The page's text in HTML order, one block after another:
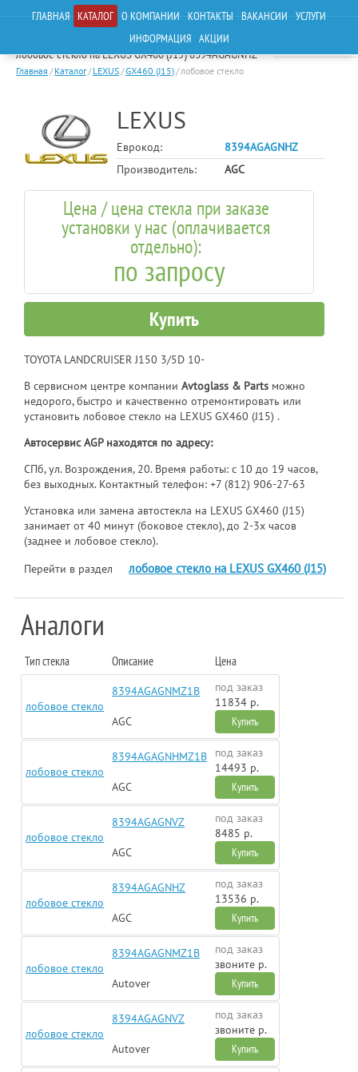
ГЛАВНАЯ КАТАЛОГ О КОМПАНИИ КОНТАКТЫ ВАКАНСИИ УСЛУГИ
ИНФОРМАЦИЯ АКЦИИ
лобовое стекло на LEXUS GX460 (J15) 8394AGAGNHZ
Главная / Каталог/ LEXUS/GX460 (J15)/лобовое стекло
LEXUS
Еврокод:
8394AGAGNHZ
Производитель:
AGC
Цена / цена стекла при заказе
установки у нас (оплачивается
отдельно):
по запросу
Купить
TOYOTA LANDCRUISER J150 3/5D 10-
В сервисном центре компанииAvtoglass & Parts можно
недорого, быстро и качественно отремонтировать или
установить лобовое стекло на LEXUS GX460 (J15) .
Автосервис AGP находятся по адресу:
СПб, ул. Возрождения, 20. Время работы: с 10 до 19 часов,
без выходных. Контактный телефон:+7 (812) 906-27-63
Установка или замена автостекла на LEXUS GX460 (J15)
занимает от 40 минут (боковое стекло), до 2-3х часов
(заднее и лобовое стекло).
Перейти в раздел
лобовое стекло на LEXUS GX460 (J15)
Аналоги
Тип стекла Описание Цена
лобовое стекло
8394AGAGNMZ1B
AGC
под заказ
11834 р.
Купить
лобовое стекло
8394AGAGNHMZ1B
AGC
под заказ
14493 р.
Купить
лобовое стекло
8394AGAGNVZ
AGC
под заказ
8485 р.
Купить
лобовое стекло
8394AGAGNHZ
AGC
под заказ
13536 р.
Купить
лобовое стекло
8394AGAGNMZ1B
Autover
под заказ
звоните р.
Купить
лобовое стекло
8394AGAGNVZ
Autover
под заказ
звоните р.
Купить